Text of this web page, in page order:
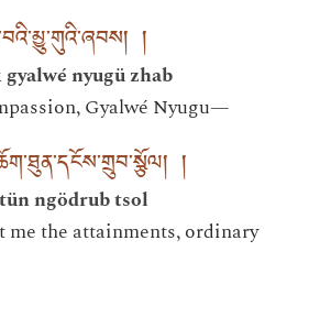
།
nyugü zhab
Gyalwé Nyugu—
།
ngödrub tsol
me the attainments, ordinary